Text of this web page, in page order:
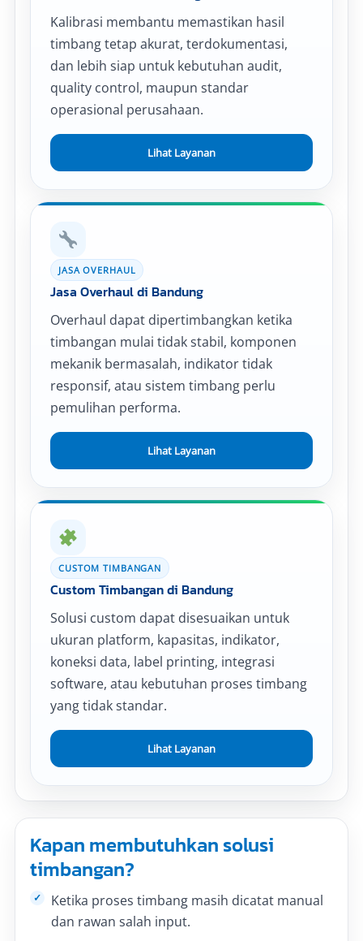
Kalibrasi membantu memastikan hasil
timbang tetap akurat, terdokumentasi,
dan lebih siap untuk kebutuhan audit,
quality control, maupun standar
operasional perusahaan.
Lihat Layanan
JASA OVERHAUL
Jasa Overhaul di Bandung
Overhaul dapat dipertimbangkan ketika
timbangan mulai tidak stabil, komponen
mekanik bermasalah, indikator tidak
responsif, atau sistem timbang perlu
pemulihan performa.
Lihat Layanan
CUSTOM TIMBANGAN
Custom Timbangan di Bandung
Solusi custom dapat disesuaikan untuk
ukuran platform, kapasitas, indikator,
koneksi data, label printing, integrasi
software, atau kebutuhan proses timbang
yang tidak standar.
Lihat Layanan
Kapan membutuhkan solusi
timbangan?
Ketika proses timbang masih dicatat manual
dan rawan salah input.